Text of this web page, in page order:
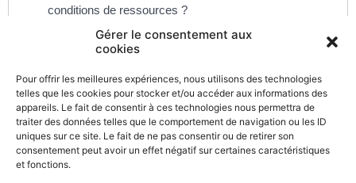
Gérer le consentement aux
cookies
Pour offrir les meilleures expériences, nous utilisons des technologies
telles que les cookies pour stocker et/ou accéder aux informations des
appareils. Le fait de consentir à ces technologies nous permettra de
traiter des données telles que le comportement de navigation ou les ID
uniques sur ce site. Le fait de ne pas consentir ou de retirer son
consentement peut avoir un effet négatif sur certaines caractéristiques
et fonctions.
conditions de ressources ?
Prestations familiales : règles spécifiques à l'outre-
mer (voir les fiches DOM)
Caisse nationale des allocations familiales (Cnaf)